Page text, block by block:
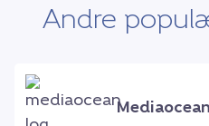
Andre
Mediaocean